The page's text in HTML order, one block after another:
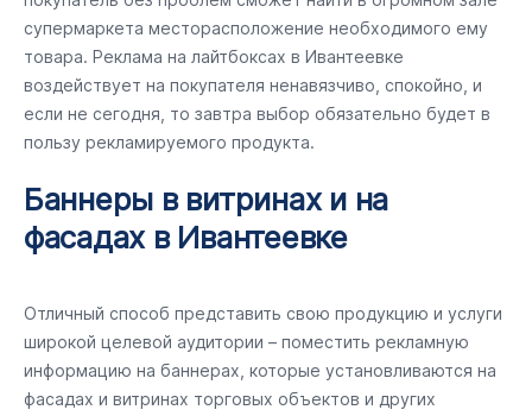
супермаркета месторасположение необходимого ему
товара. Реклама на лайтбоксах в Ивантеевке
воздействует на покупателя ненавязчиво, спокойно, и
если не сегодня, то завтра выбор обязательно будет в
пользу рекламируемого продукта.
Баннеры в витринах и на
фасадах в Ивантеевке
Отличный способ представить свою продукцию и услуги
широкой целевой аудитории – поместить рекламную
информацию на баннерах, которые установливаются на
фасадах и витринах торговых объектов и других